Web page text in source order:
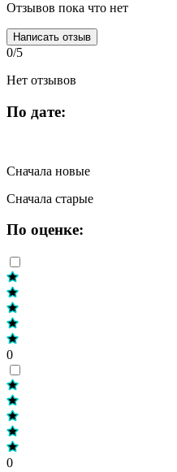
Отзывов пока что нет
Написать отзыв
0/5
Нет отзывов
По дате:
Сначала новые
Сначала старые
По оценке:
0
0